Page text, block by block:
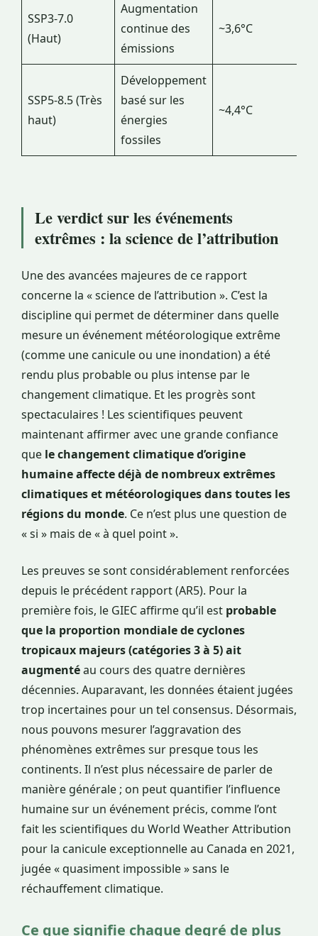
SSP3-7.0
(Haut)
Augmentation
continue des
émissions
~3,6°C
SSP5-8.5 (Très
haut)
Développement
basé sur les
énergies
fossiles
~4,4°C
Le verdict sur les événements
extrêmes : la science de l’attribution
Une des avancées majeures de ce rapport
concerne la « science de l’attribution ». C’est la
discipline qui permet de déterminer dans quelle
mesure un événement météorologique extrême
(comme une canicule ou une inondation) a été
rendu plus probable ou plus intense par le
changement climatique. Et les progrès sont
spectaculaires ! Les scientifiques peuvent
maintenant affirmer avec une grande confiance
que le changement climatique d’origine
humaine affecte déjà de nombreux extrêmes
climatiques et météorologiques dans toutes les
régions du monde. Ce n’est plus une question de
« si » mais de « à quel point ».
Les preuves se sont considérablement renforcées
depuis le précédent rapport (AR5). Pour la
première fois, le GIEC affirme qu’il est probable
que la proportion mondiale de cyclones
tropicaux majeurs (catégories 3 à 5) ait
augmentéau cours des quatre dernières
décennies. Auparavant, les données étaient jugées
trop incertaines pour un tel consensus. Désormais,
nous pouvons mesurer l’aggravation des
phénomènes extrêmes sur presque tous les
continents. Il n’est plus nécessaire de parler de
manière générale ; on peut quantifier l’influence
humaine sur un événement précis, comme l’ont
fait les scientifiques du World Weather Attribution
pour la canicule exceptionnelle au Canada en 2021,
jugée « quasiment impossible » sans le
réchauffement climatique.
Ce que signifie chaque degré de plus